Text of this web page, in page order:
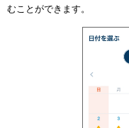
むことができます。